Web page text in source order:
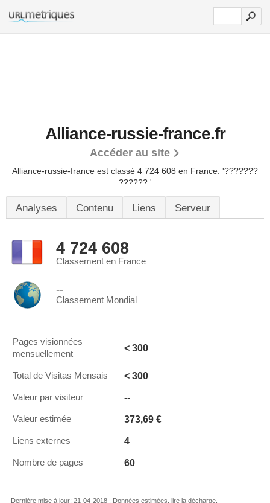
Alliance-russie-france.fr
Accéder au site
Alliance-russie-france est classé 4 724 608 en France. '???????
??????.'
Analyses Contenu Liens Serveur
4 724 608
Classement en France
--
Classement Mondial
Pages visionnées
mensuellement
< 300
Total de Visitas Mensais < 300
Valeur par visiteur --
Valeur estimée 373,69 €
Liens externes 4
Nombre de pages 60
Dernière mise à jour: 21-04-2018 . Données estimées, lire la décharge.